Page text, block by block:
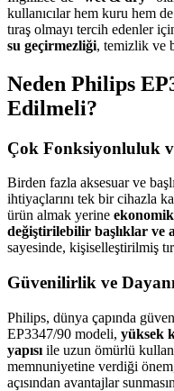
kullanıcılar hem kuru hem
tıraş olmayı tercih edenler
su geçirmezliği, temizlik ve
Neden Philips
Edilmeli?
Çok Fonksiyonluluk
Birden fazla aksesuar ve
ihtiyaçlarını tek bir cihazla
ürün almak yerine
değiştirilebilir başlıklar ve
sayesinde, kişiselleştirilmiş
Güvenilirlik ve
Philips, dünya çapında
EP3347/90 modeli, yüksek
yapısı ile uzun ömürlü
memnuniyetine verdiği
açısından avantajlar